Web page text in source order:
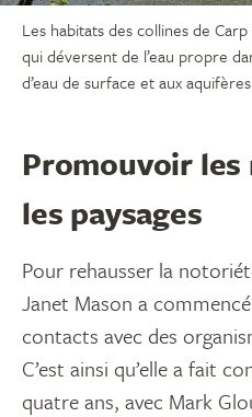
Les habitats des collines de
qui déversent de l’eau propre
d’eau de surface et aux
Promouvoir
les paysages
Pour rehausser la
Janet Mason a
contacts avec des
C’est ainsi qu’elle a fait
quatre ans, avec Mark